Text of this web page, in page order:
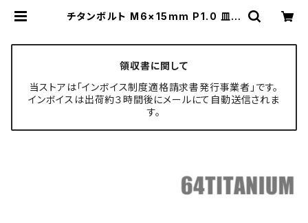
チタンボルト M6×15mm P1.0 皿ボ
MASTER ボルト専門店
領収書に関して
当ストアは「インボイス制度適格請求書発行事業者」です。
インボイスは出荷約３時間後にメールにて自動送信されま
す。